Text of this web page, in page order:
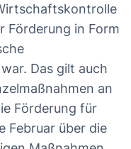
Förderung in Form
Das gilt auch
an
Förderung für
Februar über die